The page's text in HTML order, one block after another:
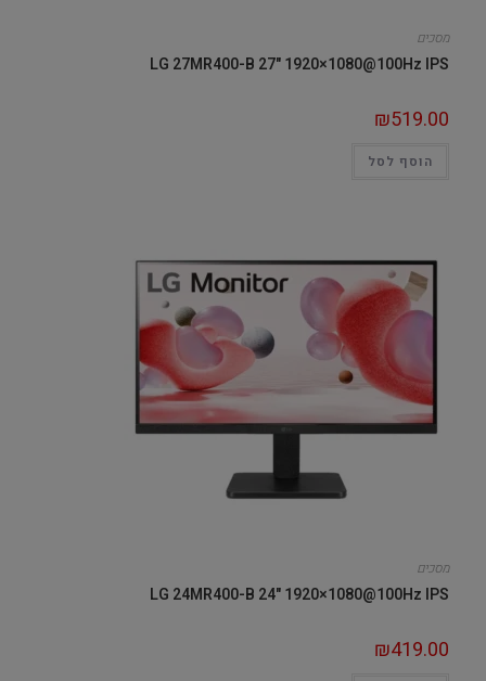
מסכים
LG 27MR400-B 27" 1920×1080@100Hz IPS
₪519.00
הוסף לסל
מסכים
LG 24MR400-B 24" 1920×1080@100Hz IPS
₪419.00